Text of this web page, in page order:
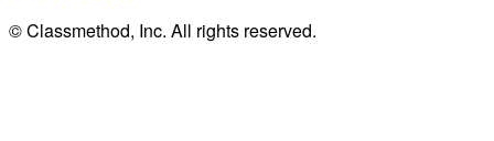
© Classmethod, Inc. All rights reserved.